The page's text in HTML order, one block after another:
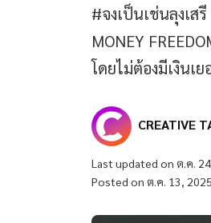
#จงเป็นเช่นลุงเส
MONEY
โดยไม่ต้องมีเงินเ
CREATIVE
Last updated on ต.ค.
Posted on ต.ค. 13, 2025